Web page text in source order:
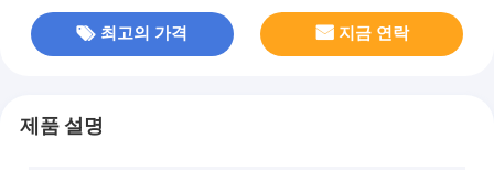
최고의 가격 지금 연락
제품 설명